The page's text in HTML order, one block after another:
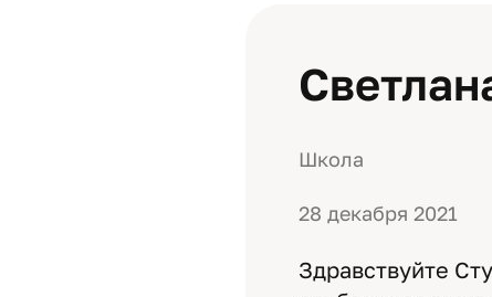
Школа
28 декабря 2021
Здравствуйте